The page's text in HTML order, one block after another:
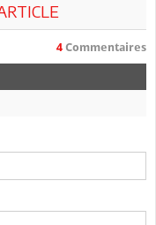
4 Commentaires